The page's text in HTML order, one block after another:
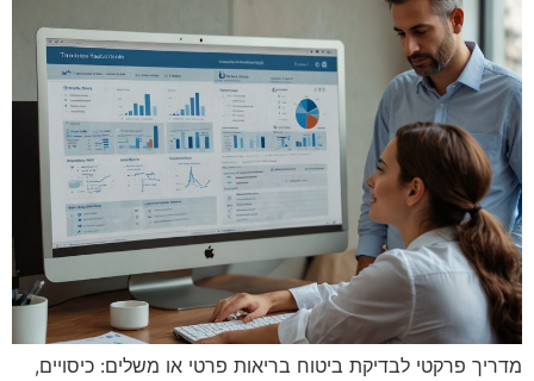
מדריך פרקטי לבדיקת ביטוח בריאות פרטי או משלים: כיסויים,